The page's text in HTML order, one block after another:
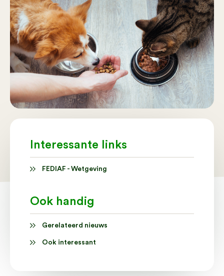
Interessante links
FEDIAF - Wetgeving
Ook handig
Gerelateerd nieuws
Ook interessant